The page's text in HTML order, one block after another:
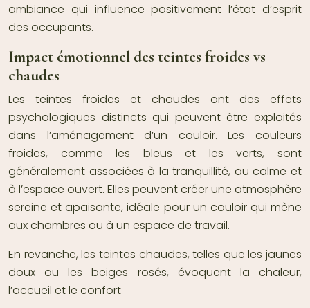
ambiance qui influence positivement l’état d’esprit
des occupants.
Impact émotionnel des teintes froides vs
chaudes
Les teintes froides et chaudes ont des effets
psychologiques distincts qui peuvent être exploités
dans l’aménagement d’un couloir. Les couleurs
froides, comme les bleus et les verts, sont
généralement associées à la tranquillité, au calme et
à l’espace ouvert. Elles peuvent créer une atmosphère
sereine et apaisante, idéale pour un couloir qui mène
aux chambres ou à un espace de travail.
En revanche, les teintes chaudes, telles que les jaunes
doux ou les beiges rosés, évoquent la chaleur,
l’accueil et le confort